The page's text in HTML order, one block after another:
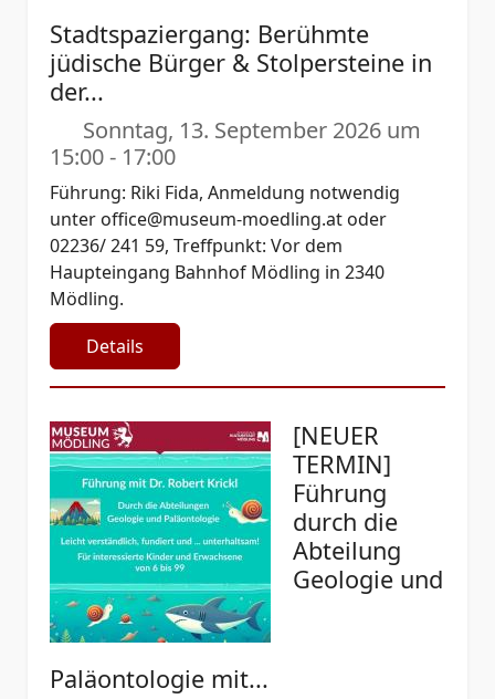
Stadtspaziergang: Berühmte
jüdische Bürger & Stolpersteine in
der...
Sonntag, 13. September 2026 um
15:00 - 17:00
Führung: Riki Fida, Anmeldung notwendig
unter office@museum-moedling.at oder
02236/ 241 59, Treffpunkt: Vor dem
Haupteingang Bahnhof Mödling in 2340
Mödling.
Details
[NEUER
TERMIN]
Führung
durch die
Abteilung
Geologie und
Paläontologie mit...